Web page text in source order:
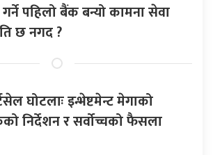
पहिलो बैंक बन्यो कामना सेवा
छ नगद ?
घोटलाः इन्भेष्टमेन्ट मेगाको
निर्देशन र सर्वोच्चको फैसला